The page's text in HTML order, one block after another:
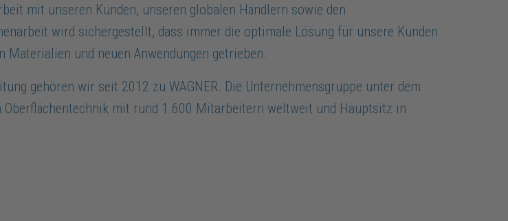
mit unseren Kunden, unseren globalen Händlern sowie den
wird sichergestellt, dass immer die optimale Lösung für unsere Kunden
und neuen Anwendungen getrieben.
gehören wir seit 2012 zu WAGNER. Die Unternehmensgruppe unter dem
mit rund 1.600 Mitarbeitern weltweit und Hauptsitz in